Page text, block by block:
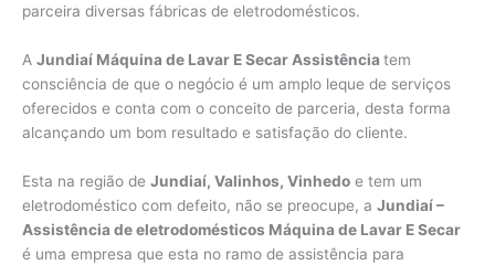
parceira diversas fábricas de eletrodomésticos.
A Jundiaí Máquina de Lavar E Secar Assistência tem
consciência de que o negócio é um amplo leque de serviços
oferecidos e conta com o conceito de parceria, desta forma
alcançando um bom resultado e satisfação do cliente.
Esta na região de Jundiaí, Valinhos, Vinhedo e tem um
eletrodoméstico com defeito, não se preocupe, a Jundiaí –
Assistência de eletrodomésticos Máquina de Lavar E Secar
é uma empresa que esta no ramo de assistência para